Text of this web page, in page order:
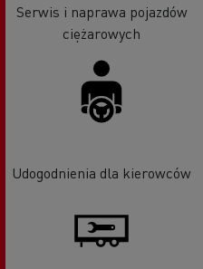
Serwis i naprawa pojazdów
ciężarowych
Udogodnienia dla kierowców